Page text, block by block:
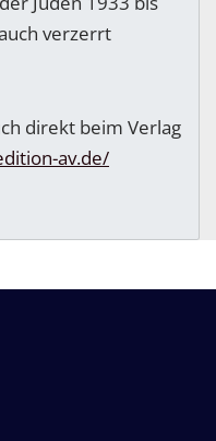
verzerrt
direkt beim Verlag
av.de/